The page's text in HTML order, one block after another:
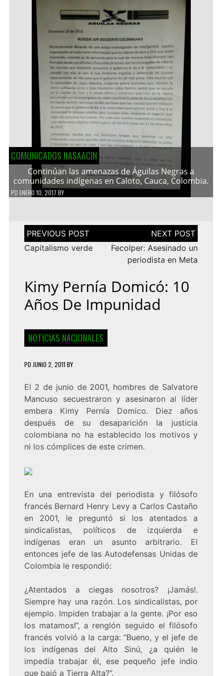
COMUNICADOS NASAACIN
Continúan las amenazas de Águilas Negras a
comunidades indígenas en Caloto, Cauca, Colombia.
PD ENERO 10, 2017 BY
Navegación
de
entradas
Capitalismo verde
Fecolper: Asesinado un
periodista en Meta
Kimy Pernía Domicó: 10
Años De Impunidad
NOTICIAS NACIONALES
PD JUNIO 2, 2011 BY
El 2 de junio de 2001, hombres de Salvatore
Mancuso secuestraron y asesinaron al líder
embera Kimy Pernía Domico. Diez años
después de su desaparición la justicia
colombiana no ha establecido los motivos y
ni los cómplices de este crimen.
En una entrevista del periodista y filósofo
francés Bernard Henry Levy a Carlos Castaño
en 2001, le preguntó si los atentados a
sindicalistas, políticos de izquierda e
indígenas eran un asunto arbitrario. El
entonces jefe de las Autodefensas Unidas de
Colombia le respondió:
¿Atentados a ciegas nosotros? ¡Jamás!.
Siempre hay una razón. Los sindicalistas, por
ejemplo. Impiden trabajar a la gente. ¡Por eso
los matamos!”, a renglón seguido el filósofo
francés volvió a la carga: “Bueno, y el jefe de
los indígenas del Alto Sinú, ¿a quién le
impedía trabajar él, ese pequeño jefe indio
que bajó a Tierra Alta?”.